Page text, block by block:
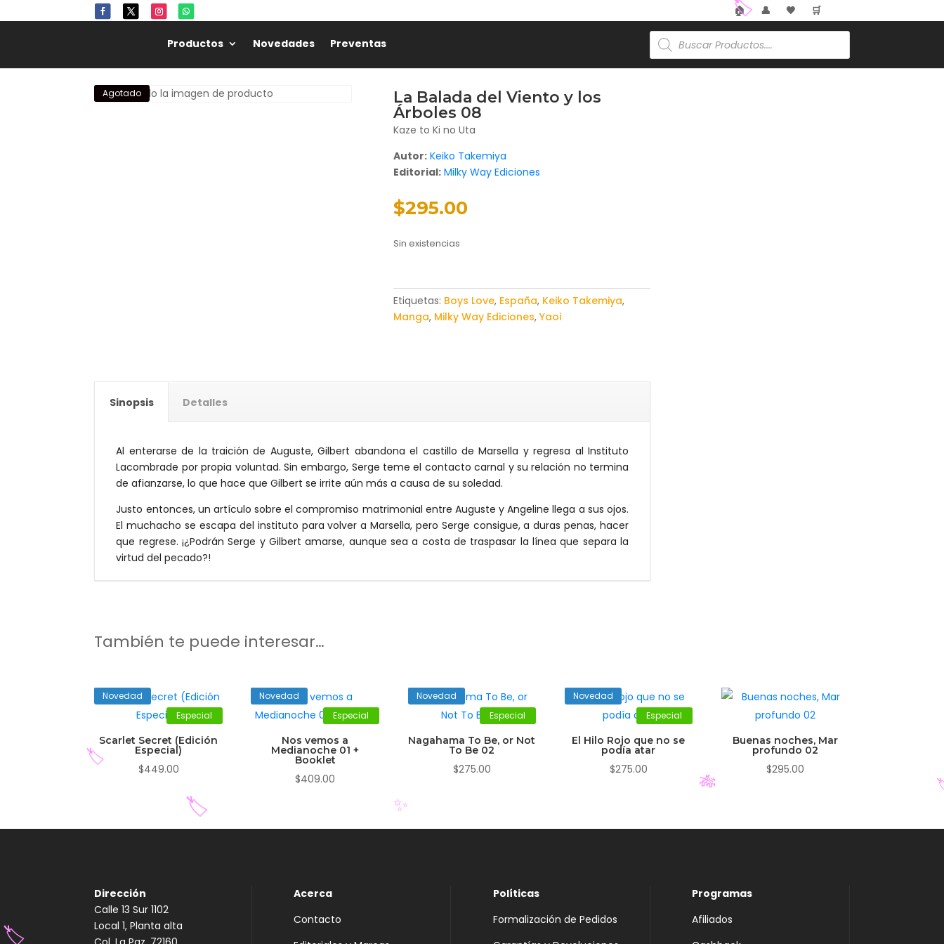
🏠 👤 🖤 🛒
Productos Novedades Preventas
Búsqueda
de
productos
Agotado
La Balada del Viento y los
Árboles 08
Kaze to Ki no Uta
Autor: Keiko Takemiya
Editorial: Milky Way Ediciones
$295.00
Sin existencias
Etiquetas: Boys Love, España, Keiko Takemiya,
Manga, Milky Way Ediciones, Yaoi
Sinopsis Detalles
Al enterarse de la traición de Auguste, Gilbert abandona el castillo de Marsella y regresa al Instituto
Lacombrade por propia voluntad. Sin embargo, Serge teme el contacto carnal y su relación no termina
de afianzarse, lo que hace que Gilbert se irrite aún más a causa de su soledad.
Justo entonces, un artículo sobre el compromiso matrimonial entre Auguste y Angeline llega a sus ojos.
El muchacho se escapa del instituto para volver a Marsella, pero Serge consigue, a duras penas, hacer
que regrese. ¡¿Podrán Serge y Gilbert amarse, aunque sea a costa de traspasar la línea que separa la
virtud del pecado?!
También te puede interesar…
Especial
Novedad
Scarlet Secret (Edición
Especial)
$449.00
Especial
Novedad
Nos vemos a
Medianoche 01 +
Booklet
$409.00
Especial
Novedad
Nagahama To Be, or Not
To Be 02
$275.00
Especial
Novedad
El Hilo Rojo que no se
podía atar
$275.00
Buenas noches, Mar
profundo 02
$295.00
Dirección
Calle 13 Sur 1102
Local 1, Planta alta
Acerca
Contacto
Políticas
Formalización de Pedidos
Programas
Afiliados